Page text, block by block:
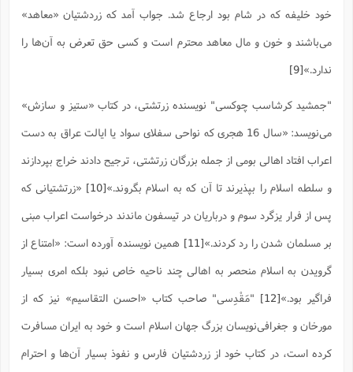
خود خلیفه که در شام بود ارجاع شد. جواب آمد که زردشتیان «معاهد»
مى‌باشند و خون و مال معاهد محترم است و کسى حق تعرض به آن‌ها را
ندارد.»[9]
"جمشید کرشاسب چوکسی" نویسنده زرتشتی، در کتاب «ستیز و سازش»
می‌نویسد: «سال 16 هجری که نواحی سفلای سواد یا ایالت عراق به دست
اعراب افتاد اهالی بومی از جمله بزرگان زرتشتی، ترجیح دادند خراج بپردازند
و سلطه اسلام را بپذیرند تا آن که به اسلام بگروند.»[10]
«زرتشتیانی که
پس از فرار یزگرد سوم و درباریان در تیسفون ماندند درخواست اعراب مبنی
بر مسلمان شدن را رد کردند.»[11]
همین نویسنده آورده است: «امتناع از
گرویدن به اسلام منحصر به اهالی چند ناحیه خاص نبود بلکه امری بسیار
فراگیر بود.»[12]
"مَقْدِسى" صاحب کتاب «احسن التقاسیم» نیز که از
مورخان و جغرافى‌نویسان بزرگ جهان اسلام است و خود به ایران مسافرت
کرده است، در کتاب خود از زردشتیان فارس و نفوذ بسیار آن‌ها و احترام